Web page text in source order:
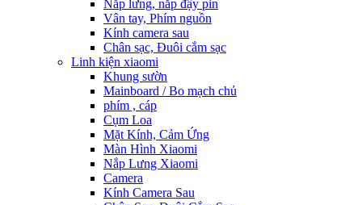
Nắp lưng, nắp đậy pin
Vân tay, Phím nguồn
Kính camera sau
Chân sạc, Đuôi cắm sạc
Linh kiện xiaomi
Khung sườn
Mainboard / Bo mạch chủ
phím , cáp
Cụm Loa
Mặt Kính, Cảm Ứng
Màn Hình Xiaomi
Nắp Lưng Xiaomi
Camera
Kính Camera Sau